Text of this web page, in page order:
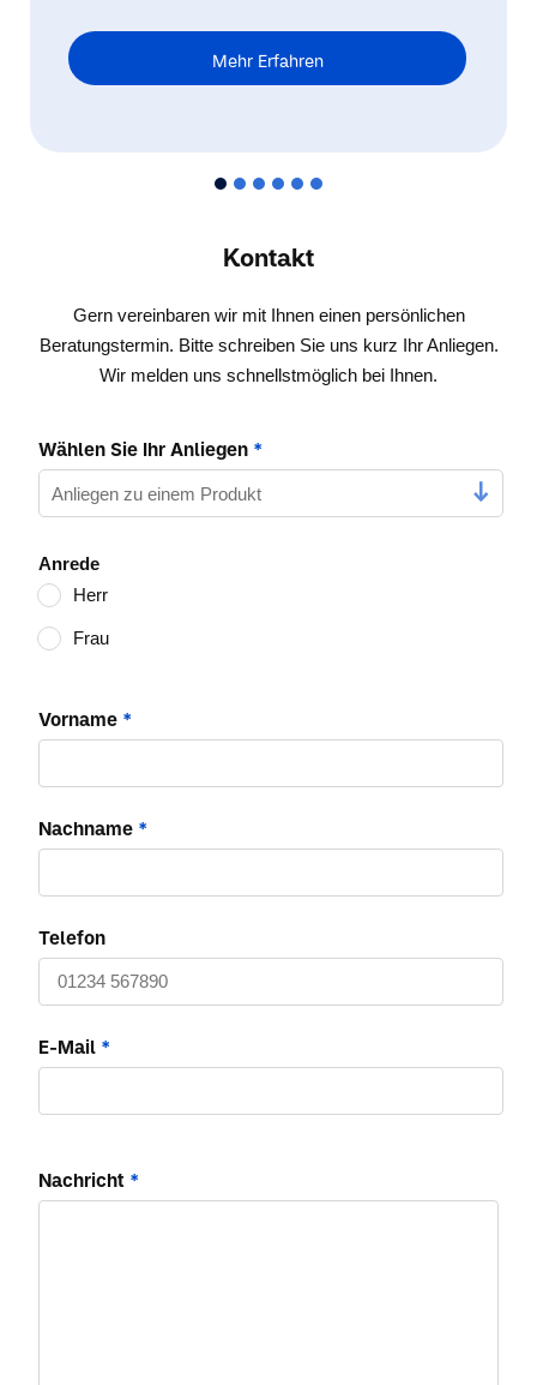
Mehr Erfahren
Kontakt
Gern vereinbaren wir mit Ihnen einen persönlichen
Beratungstermin. Bitte schreiben Sie uns kurz Ihr Anliegen.
Wir melden uns schnellstmöglich bei Ihnen.
Wählen Sie Ihr Anliegen *
Anrede
Herr
Frau
Vorname *
Nachname *
Telefon
E-Mail *
Nachricht *